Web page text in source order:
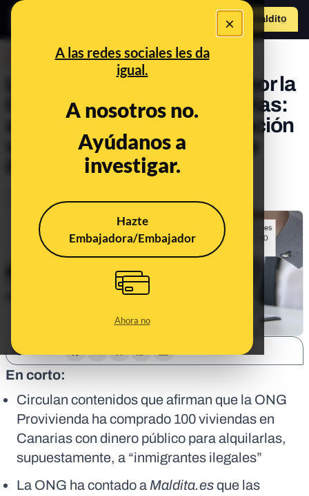
×
A las redes sociales les da
igual.
A nosotros no.
Ayúdanos a
investigar.
Hazte
Embajadora/Embajador
Ahora no
Hazte Maldito
Las viviendas compradas por la
ONG Provivienda en Canarias:
son para personas en situación
vulnerable y un "inmigrante
ilegal" no puede acceder
Actualizado elApr 9, 2025, 1:13:00 PM
En corto:
Circulan contenidos que afirman que la ONG
Provivienda ha comprado 100 viviendas en
Canarias con dinero público para alquilarlas,
supuestamente, a “inmigrantes ilegales”
La ONG ha contado a Maldita.esque las